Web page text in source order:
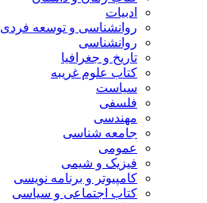
ادبیات
روانشناسی و توسعه فردی
روانشناسی
تاریخ و جغرافیا
کتاب علوم غریبه
سیاست
فلسفی
مهندسی
جامعه شناسی
عمومی
فیزیک و شیمی
کامپیوتر و برنامه نویسی
کتاب اجتماعی و سیاسی